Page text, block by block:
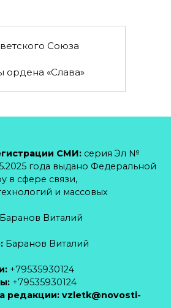
Союза
ордена «Слава»
СМИ: серия Эл №
года выдано Федеральной
в сфере связи,
и массовых
Баранов Виталий
Баранов Виталий
+79535930124
+79535930124
редакции: vzletk@novosti-